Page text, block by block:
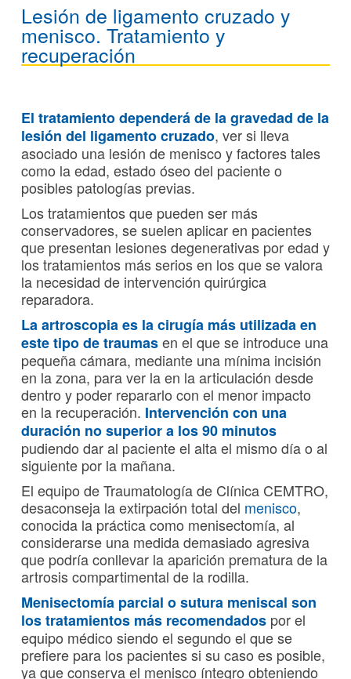
Lesión de ligamento cruzado y
menisco. Tratamiento y
recuperación
El tratamiento dependerá de la gravedad de la
lesión del ligamento cruzado, ver si lleva
asociado una lesión de menisco y factores tales
como la edad, estado óseo del paciente o
posibles patologías previas.
Los tratamientos que pueden ser más
conservadores, se suelen aplicar en pacientes
que presentan lesiones degenerativas por edad y
los tratamientos más serios en los que se valora
la necesidad de intervención quirúrgica
reparadora.
La artroscopia es la cirugía más utilizada en
este tipo de traumasen el que se introduce una
pequeña cámara, mediante una mínima incisión
en la zona, para ver la en la articulación desde
dentro y poder repararlo con el menor impacto
en la recuperación. Intervención con una
duración no superior a los 90 minutos
pudiendo dar al paciente el alta el mismo día o al
siguiente por la mañana.
El equipo de Traumatología de Clínica CEMTRO,
desaconseja la extirpación total del menisco,
conocida la práctica como menisectomía, al
considerarse una medida demasiado agresiva
que podría conllevar la aparición prematura de la
artrosis compartimental de la rodilla.
Menisectomía parcial o sutura meniscal son
los tratamientos más recomendados por el
equipo médico siendo el segundo el que se
prefiere para los pacientes si su caso es posible,
ya que conserva el menisco íntegro obteniendo